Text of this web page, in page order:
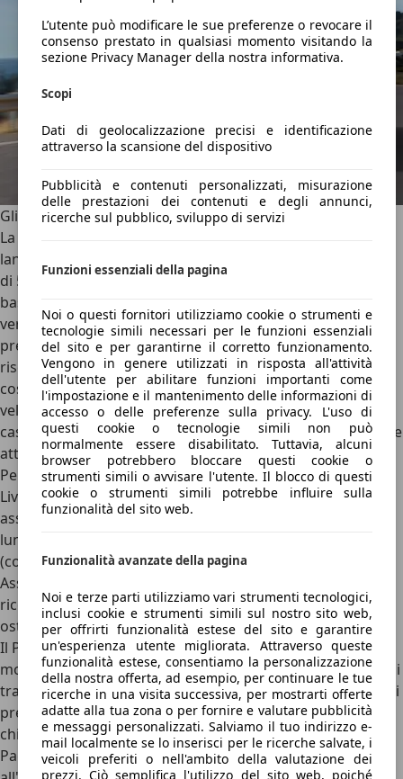
L’utente può modificare le sue preferenze o revocare il
consenso prestato in qualsiasi momento visitando la
sezione Privacy Manager della nostra informativa.
Scopi
Dati di geolocalizzazione precisi e identificazione
attraverso la scansione del dispositivo
Pubblicità e contenuti personalizzati, misurazione
delle prestazioni dei contenuti e degli annunci,
ricerche sul pubblico, sviluppo di servizi
Funzioni essenziali della pagina
Noi o questi fornitori utilizziamo cookie o strumenti e
tecnologie simili necessari per le funzioni essenziali
del sito e per garantirne il corretto funzionamento.
Vengono in genere utilizzati in risposta all'attività
dell'utente per abilitare funzioni importanti come
l'impostazione e il mantenimento delle informazioni di
accesso o delle preferenze sulla privacy. L'uso di
questi cookie o tecnologie simili non può
normalmente essere disabilitato. Tuttavia, alcuni
browser potrebbero bloccare questi cookie o
strumenti simili o avvisare l'utente. Il blocco di questi
cookie o strumenti simili potrebbe influire sulla
funzionalità del sito web.
Funzionalità avanzate della pagina
Noi e terze parti utilizziamo vari strumenti tecnologici,
inclusi cookie e strumenti simili sul nostro sito web,
per offrirti funzionalità estese del sito e garantire
un'esperienza utente migliorata. Attraverso queste
funzionalità estese, consentiamo la personalizzazione
della nostra offerta, ad esempio, per continuare le tue
ricerche in una visita successiva, per mostrarti offerte
adatte alla tua zona o per fornire e valutare pubblicità
e messaggi personalizzati. Salviamo il tuo indirizzo e-
mail localmente se lo inserisci per le ricerche salvate, i
veicoli preferiti o nell'ambito della valutazione dei
prezzi. Ciò semplifica l'utilizzo del sito web, poiché
Gli ADAS e la sicurezza
La sicurezza, sia attiva che passiva, è stata ottima fin dal
lancio
di 5 stelle nei severi crash test Euro NCAP
base per l'assistenza alla guida, inclusa di serie su tutte le
versioni a listino, comprende il collaudato sistema "Audi
pre sense city": attraverso una telecamera ad alta
risoluzione montata sul parabrezza, la vettura monitora
costantemente la strada fino a 100 metri di distanza e a
velocità fino a 85 km/h, rilevando veicoli fermi o pedoni. In
caso di collisione imminente, il sistema avvisa il guidatore e
attiva una frenata di emergenza autonoma.
Per sfruttare appieno i protocolli di guida autonoma di
Livello 2, l'offerta si articola su completi pacchetti di
assistenza opzionali. IlPacchetto Tour
lunghe percorrenze ed include l'Adaptive Cruise Control
(con funzione Stop&Go per gli ingorghi), l'Active Lane
Assist per il mantenimento del centro corsia, il
riconoscimento dei segnali stradali e l'assistente agli
ostacoli.
Il Pacchetto City, ideale per l'ambito urbano, aggiunge il
monitoraggio dell'angolo cieco (Audi side assist), l'avviso di
traffico trasversale posteriore per le retromarce e i sistemi
pre sense basic e rear (che pre-tensionano le cinture e
chiudono i finestrini prima di un potenziale urto). Infine, il
Pacchetto Parkfacilita ogni manovra grazie